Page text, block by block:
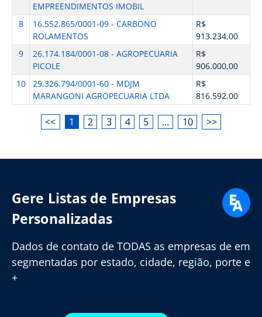
EMPREENDIMENTOS IMOBIL
8
16.552.865/0001-09 - CARBONO
ROLAMENTOS
R$
913.234,00
9
26.174.184/0001-08 - AGROPECUARIA
PICOLE
R$
906.000,00
10
29.326.794/0001-60 - MDJM
MARANGONI AGROPECUARIA LTDA
R$
816.592,00
<< 1 2 3 4 5 … 10 >>
Gere Listas de Empresas
Personalizadas
Dados de contato de TODAS as empresas de em
segmentadas por estado, cidade, região, porte e
+